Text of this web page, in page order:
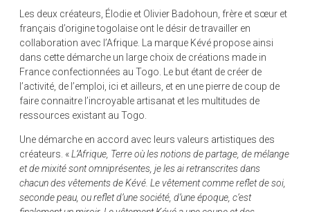
Les deux créateurs, Élodie et Olivier Badohoun, frère et sœur et
français d’origine togolaise ont le désir de travailler en
collaboration avec l’Afrique. La marque Kévé propose ainsi
dans cette démarche un large choix de créations made in
France confectionnées au Togo. Le but étant de créer de
l’activité, de l’emploi, ici et ailleurs, et en une pierre de coup de
faire connaitre l’incroyable artisanat et les multitudes de
ressources existant au Togo.
Une démarche en accord avec leurs valeurs artistiques des
créateurs. «L’Afrique, Terre où les notions de partage, de mélange
et de mixité sont omniprésentes, je les ai retranscrites dans
chacun des vêtements de Kévé. Le vêtement comme reflet de soi,
seconde peau, ou reflet d’une société, d’une époque, c’est